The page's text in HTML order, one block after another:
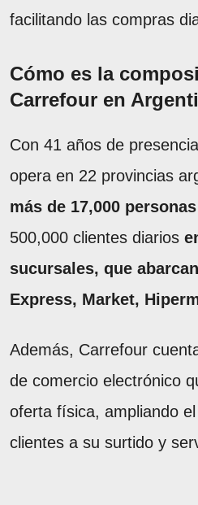
facilitando las compras
Cómo es la
Carrefour en
Con 41 años de
opera en 22 provincias
más de 17,000 personas
500,000 clientes diarios
sucursales, que
Express, Market,
Además, Carrefour
de comercio electrónico
oferta física, ampliando
clientes a su surtido y